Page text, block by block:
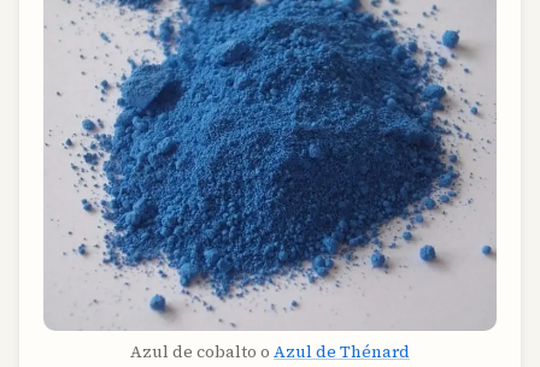
Azul de cobalto o Azul de Thénard